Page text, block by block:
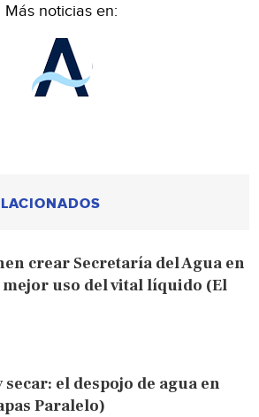
Más noticias en:
crear Secretaría del Agua en
mejor uso del vital líquido (El
secar: el despojo de agua en
Paralelo)